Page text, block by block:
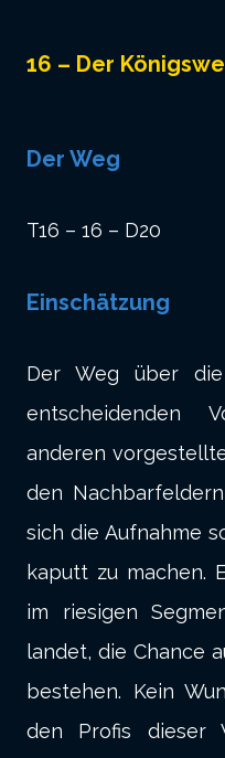
16 – Der
Der Weg
T16 – 16 – D20
Einschätzung
Der Weg über
entscheidenden
anderen
den
sich die Aufnahme
kaputt zu machen.
im riesigen
landet, die Chance
bestehen. Kein
den Profis dieser